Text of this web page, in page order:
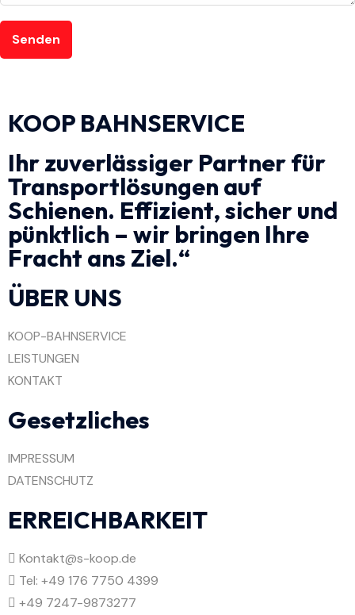
Senden
KOOP BAHNSERVICE
Ihr zuverlässiger Partner für
Transportlösungen auf
Schienen. Effizient, sicher und
pünktlich – wir bringen Ihre
Fracht ans Ziel.“
ÜBER UNS
KOOP-BAHNSERVICE
LEISTUNGEN
KONTAKT
Gesetzliches
IMPRESSUM
DATENSCHUTZ
ERREICHBARKEIT
Kontakt@s-koop.de
Tel: +49 176 7750 4399
+49 7247-9873277